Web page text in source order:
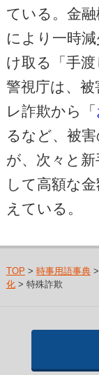
ている。金
により一時
け取る「手渡
警視庁は、
レ詐欺から「
るなど、被
が、次々と
して高額な
えている。
TOP > 時事用語事典>
化> 特殊詐欺